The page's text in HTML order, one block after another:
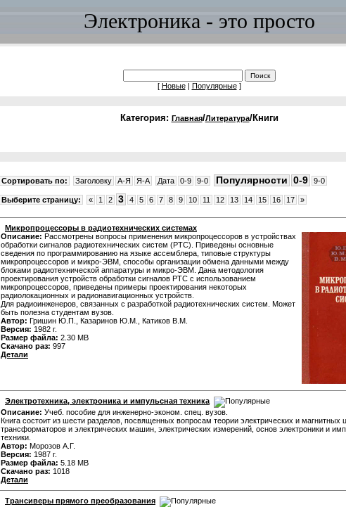
Электроника - это просто
[ Новые| Популярные]
Категория: Главная/Литература/Книги
Сортировать по: Заголовку A-Я Я-A Дата 0-9 9-0 Популярности 0-9 9-0
Выберите страницу: « 1 2 3 4 5 6 7 8 9 10 11 12 13 14 15 16 17 »
Микропроцессоры в радиотехнических системах
Описание: Рассмотрены вопросы применения микропроцессоров в устройствах
обработки сигналов радиотехнических систем (РТС). Приведены основные
сведения по программированию на языке ассемблера, типовые структуры
микропроцессоров и микро-ЭВМ, способы организации обмена данными между
блоками радиотехнической аппаратуры и микро-ЭВМ. Дана методология
проектирования устройств обработки сигналов РТС с использованием
микропроцессоров, приведены примеры проектирования некоторых
радиолокационных и радионавигационных устройств.
Для радиоинженеров, связанных с разработкой радиотехнических систем. Может
быть полезна студентам вузов.
Автор: Гришин Ю.П., Казаринов Ю.М., Катиков В.М.
Версия: 1982 г.
Размер файла: 2.30 MB
Скачано раз: 997
Детали
Электротехника, электроника и импульсная техника
Описание: Учеб. пособие для инженерно-эконом. спец. вузов.
Книга состоит из шести разделов, посвященных вопросам теории электрических и магнитных
трансформаторов и электрических машин, электрических измерений, основ электроники и
техники.
Автор: Морозов А.Г.
Версия: 1987 г.
Размер файла: 5.18 MB
Скачано раз: 1018
Детали
Трансиверы прямого преобразования